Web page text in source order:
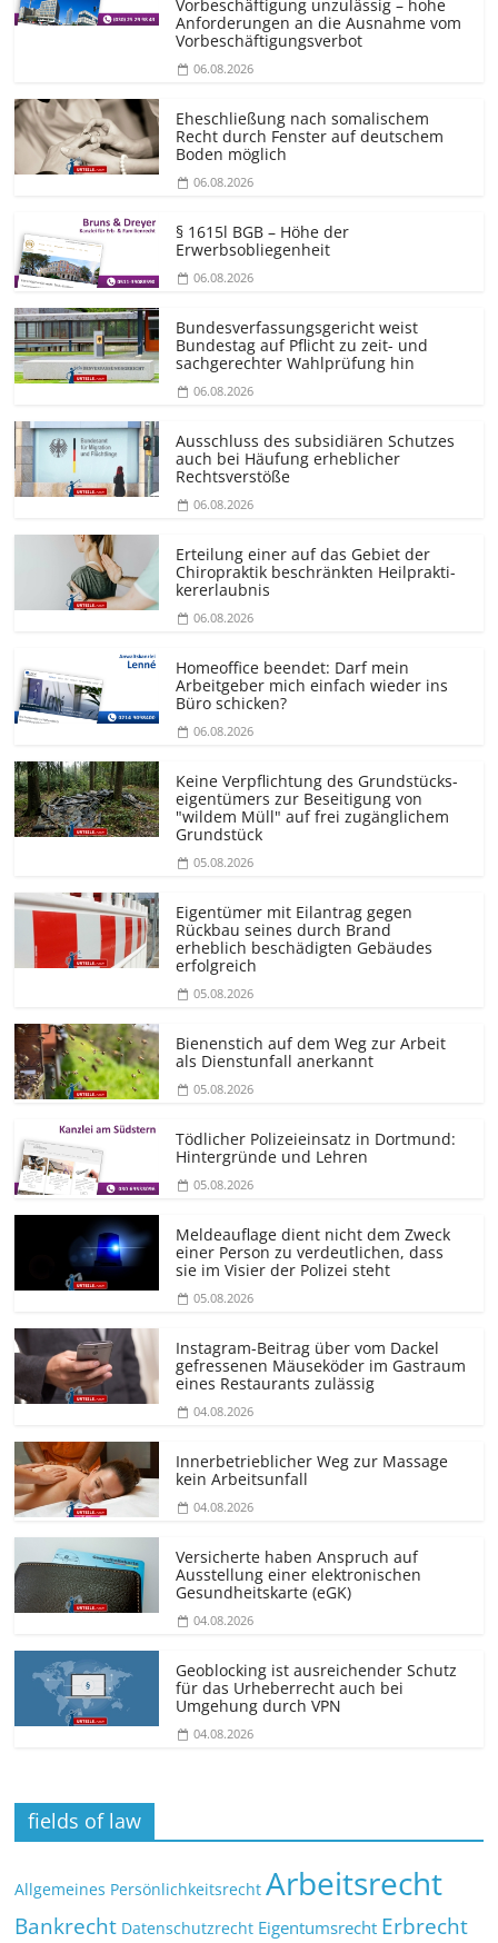
Vorbeschäftigung unzulässig – hohe
Anforderungen an die Ausnahme vom
Vorbeschäf­tigungsverbot
06.08.2026
Eheschließung nach somalischem
Recht durch Fenster auf deutschem
Boden möglich
06.08.2026
§ 1615l BGB – Höhe der
Erwerbsobliegenheit
06.08.2026
Bundesver­fassungsgericht weist
Bundestag auf Pflicht zu zeit- und
sachgerechter Wahlprüfung hin
06.08.2026
Ausschluss des subsidiären Schutzes
auch bei Häufung erheblicher
Rechtsverstöße
06.08.2026
Erteilung einer auf das Gebiet der
Chiropraktik beschränkten Heilprakti­
kererlaubnis
06.08.2026
Homeoffice beendet: Darf mein
Arbeitgeber mich einfach wieder ins
Büro schicken?
06.08.2026
Keine Verpflichtung des Grundstücks­
eigentümers zur Beseitigung von
"wildem Müll" auf frei zugänglichem
Grundstück
05.08.2026
Eigentümer mit Eilantrag gegen
Rückbau seines durch Brand
erheblich beschädigten Gebäudes
erfolgreich
05.08.2026
Bienenstich auf dem Weg zur Arbeit
als Dienstunfall anerkannt
05.08.2026
Tödlicher Polizeieinsatz in Dortmund:
Hintergründe und Lehren
05.08.2026
Meldeauflage dient nicht dem Zweck
einer Person zu verdeutlichen, dass
sie im Visier der Polizei steht
05.08.2026
Instagram-Beitrag über vom Dackel
gefressenen Mäuseköder im Gastraum
eines Restaurants zulässig
04.08.2026
Innerbetrieblicher Weg zur Massage
kein Arbeitsunfall
04.08.2026
Versicherte haben Anspruch auf
Ausstellung einer elektronischen
Gesundheitskarte (eGK)
04.08.2026
Geoblocking ist ausreichender Schutz
für das Urheberrecht auch bei
Umgehung durch VPN
04.08.2026
fields of law
Allgemeines Persönlichkeitsrecht Arbeitsrecht
Bankrecht Datenschutzrecht Eigentumsrecht Erbrecht